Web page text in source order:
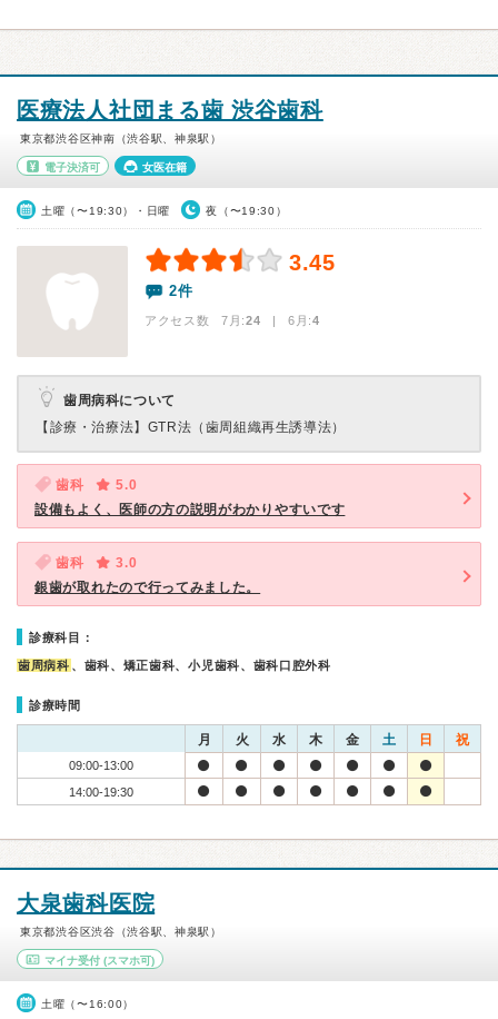
医療法人社団まる歯 渋谷歯科
東京都渋谷区神南（渋谷駅、神泉駅）
電子決済可 女医在籍
土曜（〜19:30）・日曜 夜（〜19:30）
3.45
2件
アクセス数 7月:24 | 6月:4
歯周病科について
【診療・治療法】 GTR法（歯周組織再生誘導法）
歯科
5.0
設備もよく、医師の方の説明がわかりやすいです
歯科
3.0
銀歯が取れたので行ってみました。
診療科目：
歯周病科 、歯科、矯正歯科、小児歯科、歯科口腔外科
診療時間
月 火 水 木 金 土 日 祝
09:00-13:00
14:00-19:30
大泉歯科医院
東京都渋谷区渋谷（渋谷駅、神泉駅）
マイナ受付 (スマホ可)
土曜（〜16:00）